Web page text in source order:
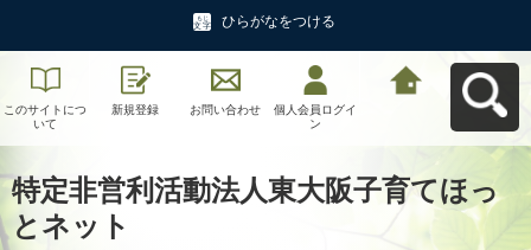
ひらがなをつける
このサイトにつ
いて
新規登録 お問い合わせ
個人会員ログイ
ン
特定非営利活動法人東大阪子育てほっ
とネット